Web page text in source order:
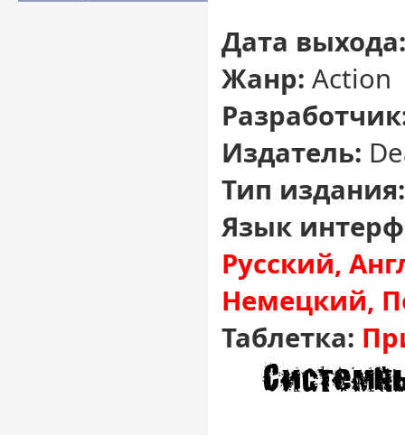
Дата выхода:
Жанр: Action
Издатель:
Тип издания:
Язык
Русский,
Немецкий,
Таблетка: